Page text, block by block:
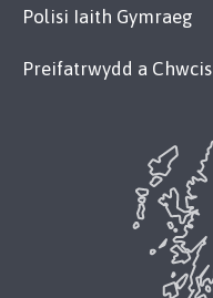
Polisi Iaith Gymraeg
Preifatrwydd a Chwcis